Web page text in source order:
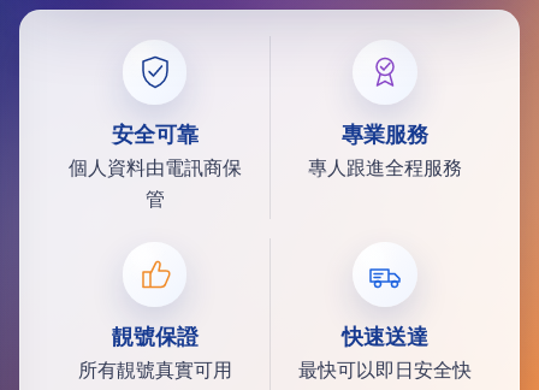
安全可靠
個人資料由電訊商保
管
專業服務
專人跟進全程服務
靚號保證
所有靚號真實可用
快速送達
最快可以即日安全快